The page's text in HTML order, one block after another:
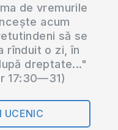
de vremurile
acum
să se
rînduit o zi, în
dreptate..."
17:30—31)
UCENIC